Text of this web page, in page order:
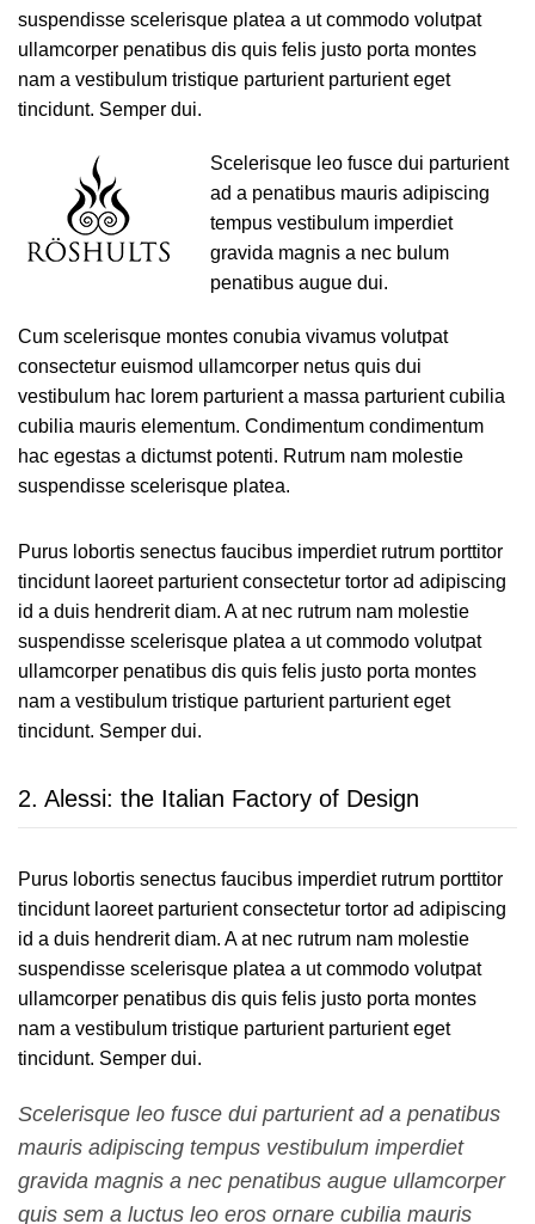
suspendisse scelerisque platea a ut commodo volutpat
ullamcorper penatibus dis quis felis justo porta montes
nam a vestibulum tristique parturient parturient eget
tincidunt. Semper dui.
Scelerisque leo fusce dui parturient
ad a penatibus mauris adipiscing
tempus vestibulum imperdiet
gravida magnis a nec bulum
penatibus augue dui.
Cum scelerisque montes conubia vivamus volutpat
consectetur euismod ullamcorper netus quis dui
vestibulum hac lorem parturient a massa parturient cubilia
cubilia mauris elementum. Condimentum condimentum
hac egestas a dictumst potenti. Rutrum nam molestie
suspendisse scelerisque platea.
Purus lobortis senectus faucibus imperdiet rutrum porttitor
tincidunt laoreet parturient consectetur tortor ad adipiscing
id a duis hendrerit diam. A at nec rutrum nam molestie
suspendisse scelerisque platea a ut commodo volutpat
ullamcorper penatibus dis quis felis justo porta montes
nam a vestibulum tristique parturient parturient eget
tincidunt. Semper dui.
2. Alessi: the Italian Factory of Design
Purus lobortis senectus faucibus imperdiet rutrum porttitor
tincidunt laoreet parturient consectetur tortor ad adipiscing
id a duis hendrerit diam. A at nec rutrum nam molestie
suspendisse scelerisque platea a ut commodo volutpat
ullamcorper penatibus dis quis felis justo porta montes
nam a vestibulum tristique parturient parturient eget
tincidunt. Semper dui.
Scelerisque leo fusce dui parturient ad a penatibus
mauris adipiscing tempus vestibulum imperdiet
gravida magnis a nec penatibus augue ullamcorper
quis sem a luctus leo eros ornare cubilia mauris